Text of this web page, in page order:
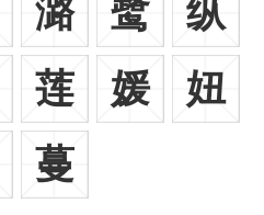
潞 鹭
纵
莲 媛
妞
蔓